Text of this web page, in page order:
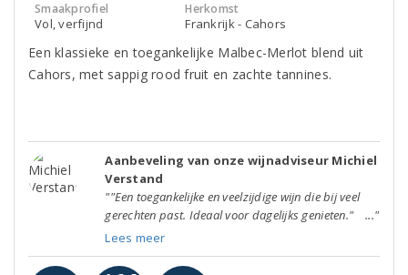
Smaakprofiel
Vol, verfijnd
Herkomst
Frankrijk - Cahors
Een klassieke en toegankelijke Malbec-Merlot blend uit
Cahors, met sappig rood fruit en zachte tannines.
Aanbeveling van onze wijnadviseur Michiel
Verstand
""Een toegankelijke en veelzijdige wijn die bij veel
gerechten past. Ideaal voor dagelijks genieten." ..."
Lees meer